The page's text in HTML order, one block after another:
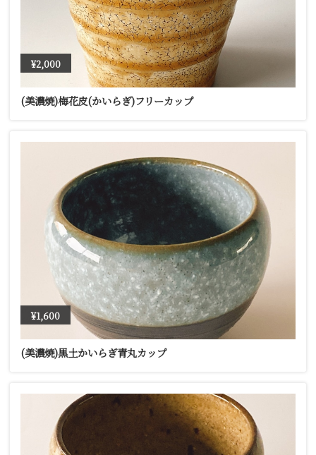
¥2,000
(美濃焼)梅花皮(かいらぎ)フリーカップ
¥1,600
(美濃焼)黒土かいらぎ青丸カップ